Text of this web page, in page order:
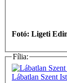
Fotó: Ligeti
Fília:
Lábatlan Szent